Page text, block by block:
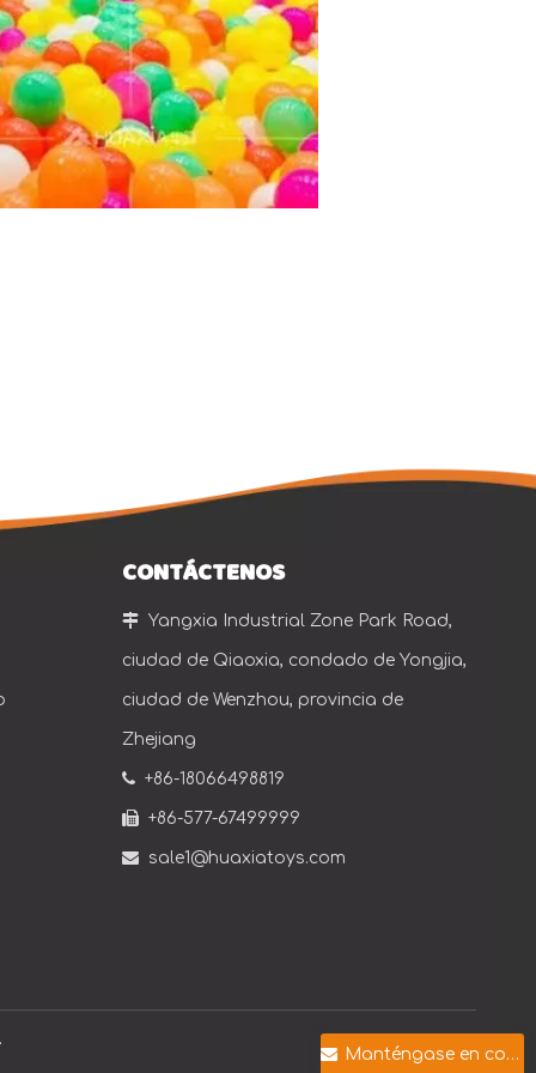
CONTÁCTENOS
 Yangxia Industrial Zone Park Road,
ciudad de Qiaoxia, condado de Yongjia,
ciudad de Wenzhou, provincia de
Zhejiang
 +86-18066498819
 +86-577-67499999
 sale1@huaxiatoys.com
Manténgase en contacto con nosotros
.